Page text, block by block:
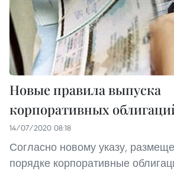
Новые правила выпуска
корпоративных
14/07/2020 08:18
Согласно новому указу,
порядке корпоративные